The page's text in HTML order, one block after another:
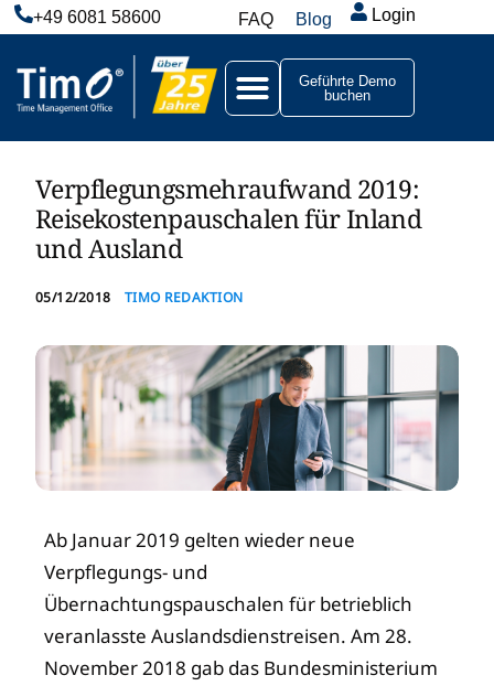
+49 6081 58600 FAQ Blog Login
Geführte Demo
buchen
Verpflegungsmehraufwand 2019:
Reisekostenpauschalen für Inland
und Ausland
05/12/2018 TIMO REDAKTION
Ab Januar 2019 gelten wieder neue
Verpflegungs- und
Übernachtungspauschalen für betrieblich
veranlasste Auslandsdienstreisen. Am 28.
November 2018 gab das Bundesministerium